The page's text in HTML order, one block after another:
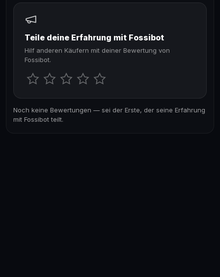
Teile deine Erfahrung mit Fossibot
Hilf anderen Käufern mit deiner Bewertung von
Fossibot.
Noch keine Bewertungen — sei der Erste, der seine Erfahrung
mit Fossibot teilt.